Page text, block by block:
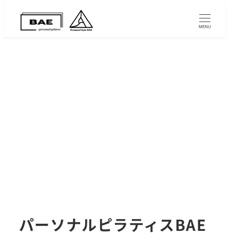
MENU
パーソナルピラティスBAE